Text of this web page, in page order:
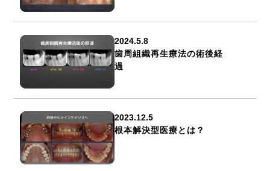
2024.5.8
歯周組織再生療法の術後経
過
2023.12.5
根本解決型医療とは？